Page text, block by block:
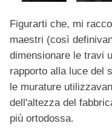
Figurarti che, mi
maestri (così
dimensionare le travi
rapporto alla luce del
le murature
dell'altezza del
più ortodossa.